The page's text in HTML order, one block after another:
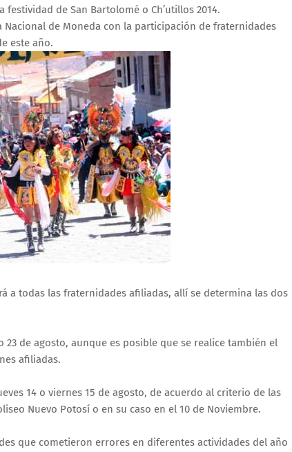
de San Bartolomé o Ch’utillos 2014.
de Moneda con la participación de fraternidades
este año.
a todas las fraternidades afiliadas, allí se determina las dos
de agosto, aunque es posible que se realice también el
afiliadas.
14 o viernes 15 de agosto, de acuerdo al criterio de las
Nuevo Potosí o en su caso en el 10 de Noviembre.
que cometieron errores en diferentes actividades del año